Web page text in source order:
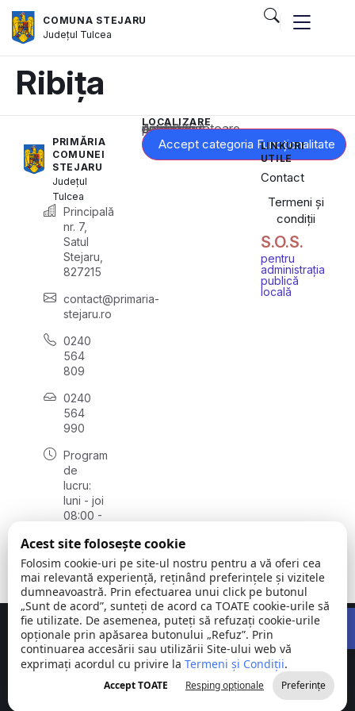
COMUNA STEJARU
Județul Tulcea
Ribița
PRIMĂRIA
COMUNEI
STEJARU
Județul
Tulcea
Principală
nr. 7,
Satul
Stejaru,
827215
contact@primaria-
stejaru.ro
0240
564
809
0240
564
990
Program
de
lucru:
luni - joi
08:00 -
vineri
08:00 -
14:00
LOCALIZARE
Acest conținut este blocat până când acceptați categoria corespunzătoare de cookie-uri.
Accept categoria Funcționalitate
LINKURI
UTILE
Contact
Termeni și
condiții
S.O.S.
pentru
administrația
publică
locală
Comuna
Stejaru |
județul Tulcea
©
2026
Toate
drepturile
rezervate
Concept realizat deBig Media Relații Publice SRL
Acest site folosește cookie
Folosim cookie-uri pe site-ul nostru pentru a vă oferi cea
mai relevantă experiență, reținând preferințele și vizitele
dumneavoastră. Prin efectuarea unui click pe butonul
„Sunt de acord”, sunteți de acord ca TOATE cookie-urile să
fie utilizate. De asemenea, puteți să refuzați cookie-urile
opționale prin apăsarea butonului „Refuz”. Prin
continuarea accesării sau utilizării Site-ului web vă
exprimați acordul cu privire la Termeni și Condiții.
Accept TOATE Resping opționale Preferințe